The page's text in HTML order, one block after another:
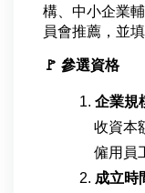
構、中小企業
員會推薦，並
🚩 參選資格
企業規
收資本
僱用員
成立時